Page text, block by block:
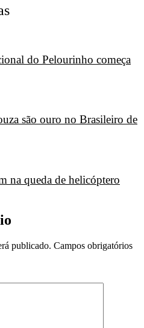
do Pelourinho começa
são ouro no Brasileiro de
na queda de helicóptero
publicado. Campos obrigatórios